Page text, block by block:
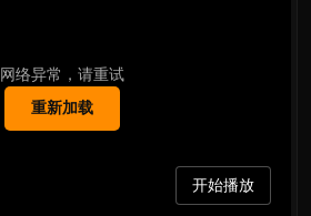
网络异常，请重试
重新加载
开始播放